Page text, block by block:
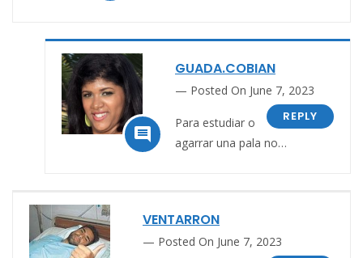

GUADA.COBIAN
Posted On June 7, 2023
REPLY
Para estudiar o
agarrar una pala no…
VENTARRON
Posted On June 7, 2023